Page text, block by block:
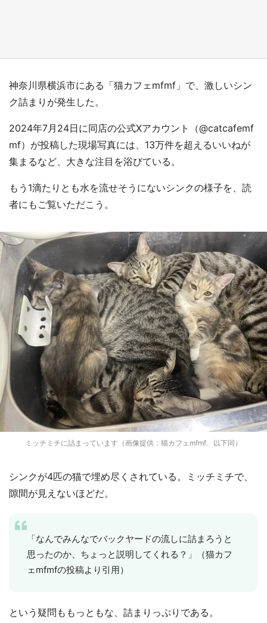
神奈川県横浜市にある「猫カフェmfmf」で、激しいシン
ク詰まりが発生した。
2024年7月24日に同店の公式Xアカウント（@catcafemf
mf）が投稿した現場写真には、13万件を超えるいいねが
集まるなど、大きな注目を浴びている。
もう1滴たりとも水を流せそうにないシンクの様子を、読
者にもご覧いただこう。
ミッチミチに詰まっています（画像提供：猫カフェmfmf、以下同）
シンクが4匹の猫で埋め尽くされている。ミッチミチで、
隙間が見えないほどだ。
「なんでみんなでバックヤードの流しに詰まろうと
思ったのか、ちょっと説明してくれる？」（猫カフ
ェmfmfの投稿より引用）
という疑問ももっともな、詰まりっぷりである。